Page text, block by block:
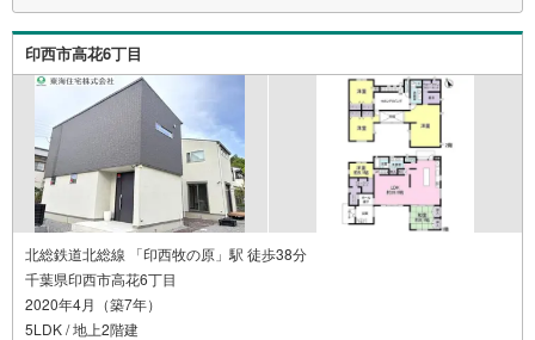
▽ご購入後もお客様の人生のパートナーとして暮らしの「安心」を守り続
けます。
【Yahoo！ 不動産キャンペーン対象店舗】
当店で物件を成約するとPayPayボーナスライトがもらえる
「Yahoo！ 不動産 物件ご成約キャンペーン」の対象になります。
「資料をもらう」「見学予約をする」ボタンからお問い合わせください。
※必ずYahoo！ JAPAN IDでログインしてください。
※PayPayボーナスライトは出金と譲渡はできません。
ご案内・詳細な資料のご請求はお気軽にどうぞ♪
お電話でのお問い合わせも常時受け付けております！
■頭金0円からのご購入可能です■（諸費用もOK）
お気軽にお問い合わせください。
印西市高花6丁目
北総鉄道北総線 「印西牧の原」駅 徒歩38分
千葉県印西市高花6丁目
2020年4月（築7年）
5LDK / 地上2階建